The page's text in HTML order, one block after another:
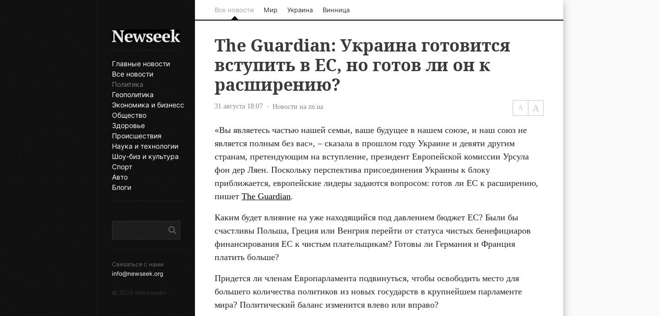
Главные новости
Все новости
Политика
Геополитика
Экономика и бизнесс
Общество
Здоровье
Происшествия
Наука и технологии
Шоу-биз и культура
Спорт
Авто
Блоги
Связаться с нами
info@newseek.org
© 2026 «Newseek»
Все новости Мир Украина Винница
The Guardian: Украина готовится
вступить в ЕС, но готов ли он к
расширению?
31 августа 18:07 Новости на zn.ua
«Вы являетесь частью нашей семьи, ваше будущее в нашем союзе, и наш союз не
является полным без вас», – сказала в прошлом году Украине и девяти другим
странам, претендующим на вступление, президент Европейской комиссии Урсула
фон дер Ляен. Поскольку перспектива присоединения Украины к блоку
приближается, европейские лидеры задаются вопросом: готов ли ЕС к расширению,
пишет The Guardian.
Каким будет влияние на уже находящийся под давлением бюджет ЕС? Были бы
счастливы Польша, Греция или Венгрия перейти от статуса чистых бенефициаров
финансирования ЕС к чистым плательщикам? Готовы ли Германия и Франция
платить больше?
Придется ли членам Европарламента подвинуться, чтобы освободить место для
большего количества политиков из новых государств в крупнейшем парламенте
мира? Политический баланс изменится влево или вправо?